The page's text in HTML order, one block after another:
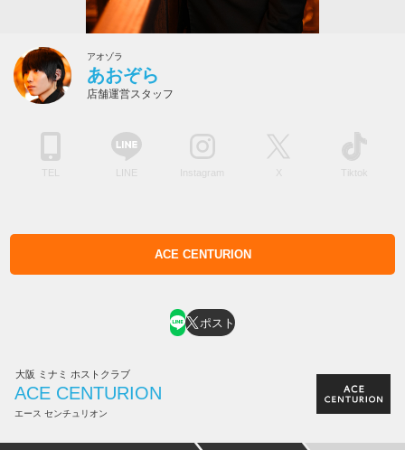
アオゾラ
あおぞら
店舗運営スタッフ
Instagram X Tiktok
ACE CENTURION
ポスト
大阪 ミナミ ホストクラブ
ACE CENTURION
エース センチュリオン